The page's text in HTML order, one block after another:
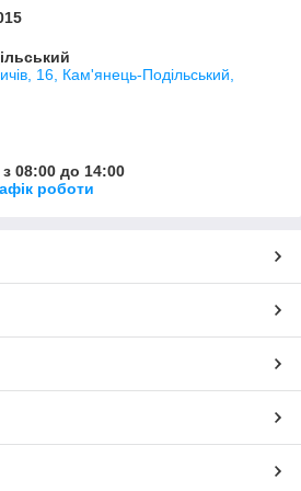
повітряного охолодження
та нормальний температурний
від навантаження і температури
витрати.
16, Кам'янець-Подільський,
08:00 до 14:00
роботи